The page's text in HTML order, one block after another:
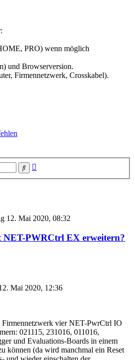
PRO) wenn möglich
und Browserversion.
Firmennetzwerk, Crosskabel).
Suche
12. Mai 2020, 08:32
PWRCtrl EX erweitern?
Mai 2020, 12:36
Firmennetzwerk vier NET-PwrCtrl IO
021115, 231016, 011016,
und Evaluations-Boards in einem
können (da wird manchmal ein Reset